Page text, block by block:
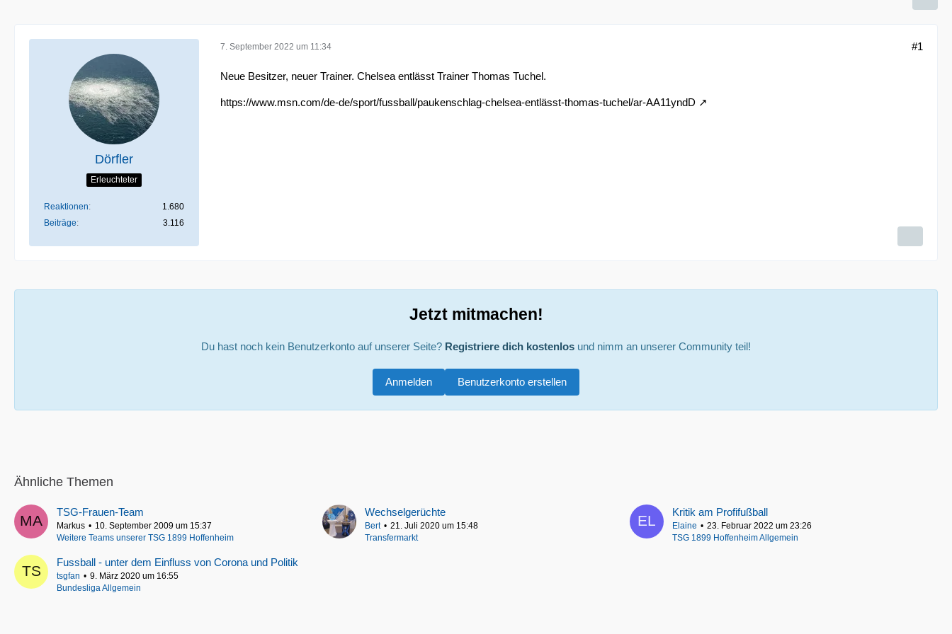
Dörfler
Erleuchteter
Reaktionen
1.680
Beiträge
3.116
7. September 2022 um 11:34 #1
Neue Besitzer, neuer Trainer. Chelsea entlässt Trainer Thomas Tuchel.
https://www.msn.com/de-de/sport/fussball/paukenschlag-chelsea-entlässt-thomas-tuchel/ar-AA11yndD
Jetzt mitmachen!
Du hast noch kein Benutzerkonto auf unserer Seite? Registriere dich kostenlos und nimm an unserer Community teil!
Benutzerkonto erstellen
Anmelden
Ähnliche Themen
TSG-Frauen-Team
Markus
10. September 2009 um 15:37
Weitere Teams unserer TSG 1899 Hoffenheim
Wechselgerüchte
Bert
21. Juli 2020 um 15:48
Transfermarkt
Kritik am Profifußball
Elaine
23. Februar 2022 um 23:26
TSG 1899 Hoffenheim Allgemein
Fussball - unter dem Einfluss von Corona und Politik
tsgfan
9. März 2020 um 16:55
Bundesliga Allgemein